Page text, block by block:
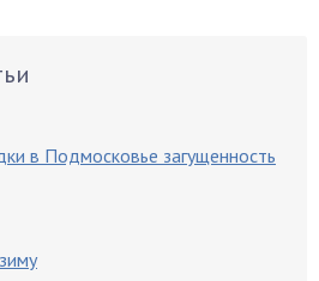
в Подмосковье загущенность